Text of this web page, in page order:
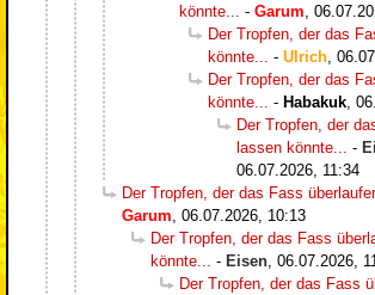
könnte...
- Garum
Der Tropfen, der das
könnte...
- Ulrich
Der Tropfen, der das
könnte...
- Habakuk
Der Tropfen, der
lassen könnte...
-
06.07.2026, 11:34
Der Tropfen, der das Fass
Garum 06.07.2026, 10:13
Der Tropfen, der das Fass
könnte...
- Eisen 06.07.2026,
Der Tropfen, der das Fass